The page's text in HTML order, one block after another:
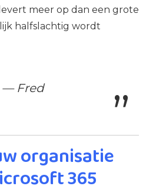
meer op dan een grote
halfslachtig wordt
— Fred
organisatie
365